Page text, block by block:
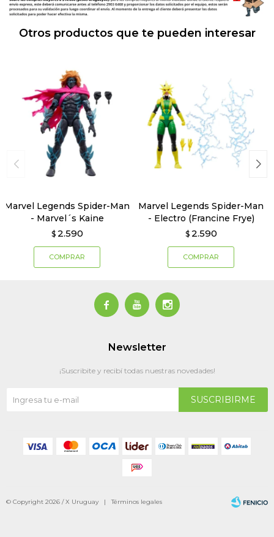
Otros productos que te pueden interesar
Marvel Legends Spider-Man
- Marvel´s Kaine
$ 2.590
Marvel Legends Spider-Man
- Electro (Francine Frye)
$ 2.590
  
Newsletter
¡Suscribite y recibí todas nuestras novedades!
SUSCRIBIRME
© Copyright 2026 / X Uruguay |Términos legales